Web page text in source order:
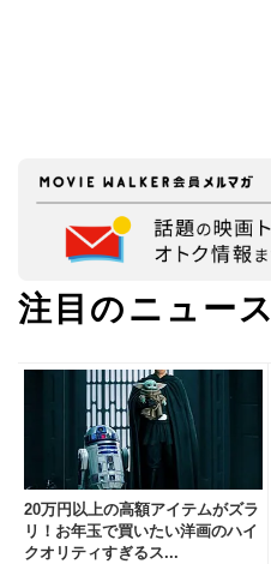
注目のニュース
20万円以上の高額アイテムがズラ
リ！お年玉で買いたい洋画のハイ
クオリティすぎるス...